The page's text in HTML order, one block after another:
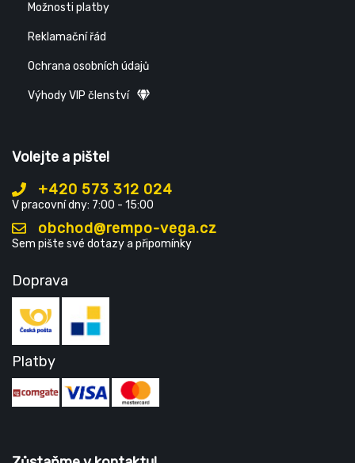
Možnosti platby
Reklamační řád
Ochrana osobních údajů
Výhody VIP členství
Volejte a pište!
+420 573 312 024
V pracovní dny: 7:00 - 15:00
obchod@rempo-vega.cz
Sem pište své dotazy a připomínky
Doprava
Platby